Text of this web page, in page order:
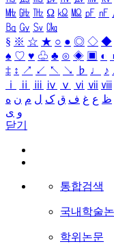
㎒ ㎓ ㎔ Ω ㏀ ㏁ ㎊ ㎋
㏃ ㏉ ㏜ ㏆
§ ※ ☆ ★ ○ ● ◎ ◇ ◆
♠ ♡ ♥ ♧ ♣ ⊙ ◈ ▣ ◐
‡ ↕ ↗ ↙ ↖ ↘ ♭ ♩ ♪
ⅰ
ⅱ ⅲ ⅳ ⅴ ⅵ ⅶ ⅷ
ظ ع غ ف ق ک ل م ن ه
و ی
닫기
통합검색
국내학술
학위논문